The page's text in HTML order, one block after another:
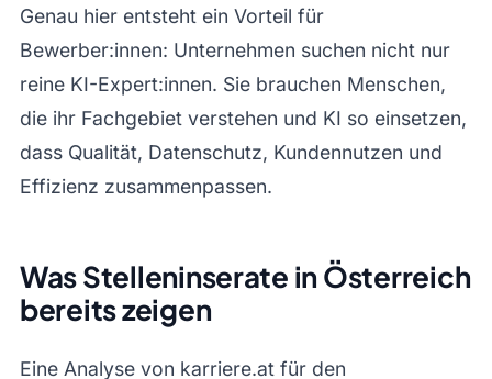
Genau hier entsteht ein Vorteil für
Bewerber:innen: Unternehmen suchen nicht nur
reine KI-Expert:innen. Sie brauchen Menschen,
die ihr Fachgebiet verstehen und KI so einsetzen,
dass Qualität, Datenschutz, Kundennutzen und
Effizienz zusammenpassen.
Was Stelleninserate in Österreich
bereits zeigen
Eine Analyse von karriere.at für den